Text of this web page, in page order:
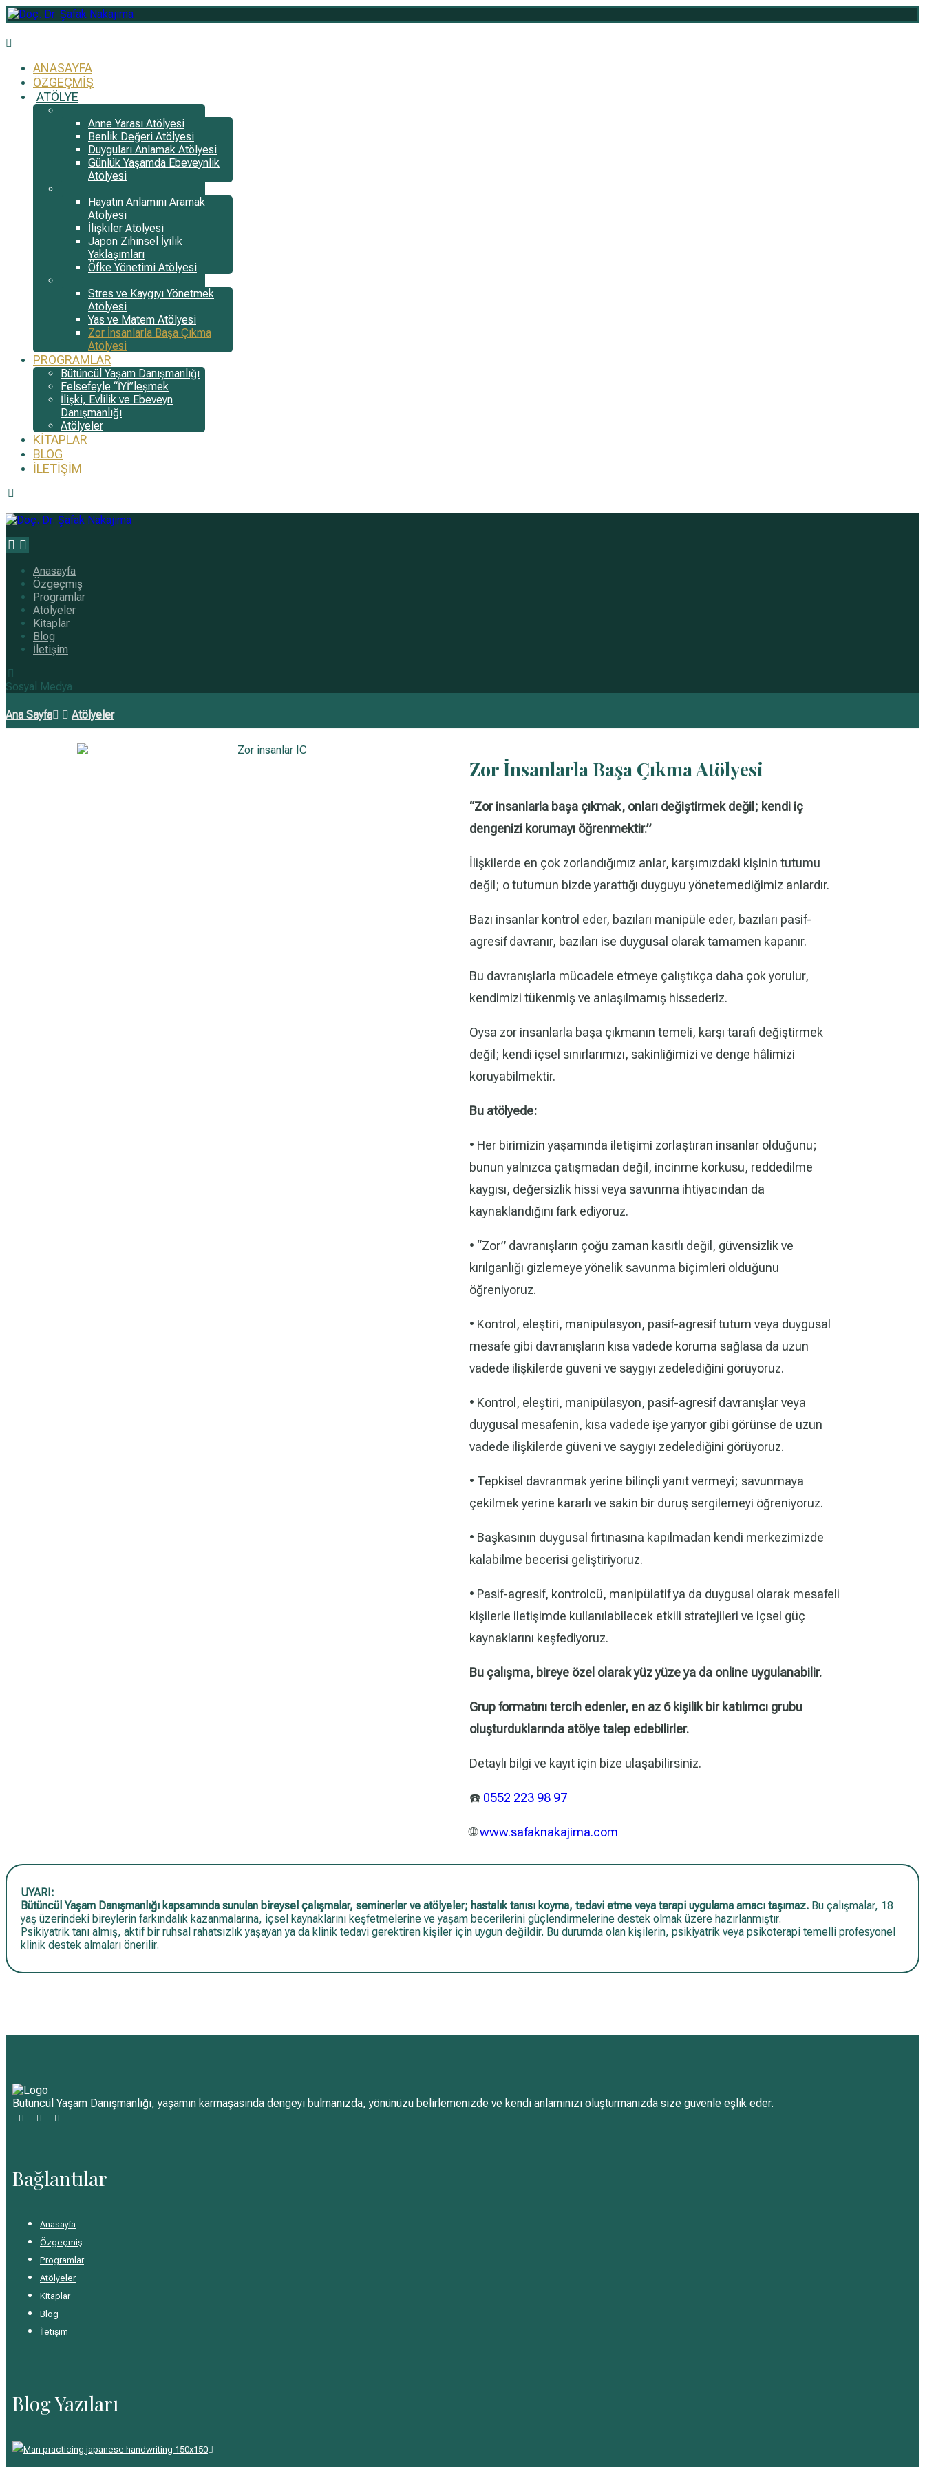
ANASAYFA
ÖZGEÇMIŞ
ATÖLYE
Anne Yarası Atölyesi
Benlik Değeri Atölyesi
Duyguları Anlamak Atölyesi
Günlük Yaşamda Ebeveynlik
Atölyesi
Hayatın Anlamını Aramak
Atölyesi
İlişkiler Atölyesi
Japon Zihinsel İyilik
Yaklaşımları
Öfke Yönetimi Atölyesi
Stres ve Kaygıyı Yönetmek
Atölyesi
Yas ve Matem Atölyesi
Zor İnsanlarla Başa Çıkma
Atölyesi
PROGRAMLAR
Bütüncül Yaşam Danışmanlığı
Felsefeyle “İYİ”leşmek
İlişki, Evlilik ve Ebeveyn
Danışmanlığı
Atölyeler
KITAPLAR
BLOG
İLETIŞIM
Anasayfa
Özgeçmiş
Programlar
Atölyeler
Kitaplar
Blog
İletişim
Sosyal Medya
Ana Sayfa Atölyeler
Zor İnsanlarla Başa Çıkma Atölyesi
“Zor insanlarla başa çıkmak, onları değiştirmek değil; kendi iç
dengenizi korumayı öğrenmektir.”
İlişkilerde en çok zorlandığımız anlar, karşımızdaki kişinin tutumu
değil; o tutumun bizde yarattığı duyguyu yönetemediğimiz anlardır.
Bazı insanlar kontrol eder, bazıları manipüle eder, bazıları pasif-
agresif davranır, bazıları ise duygusal olarak tamamen kapanır.
Bu davranışlarla mücadele etmeye çalıştıkça daha çok yorulur,
kendimizi tükenmiş ve anlaşılmamış hissederiz.
Oysa zor insanlarla başa çıkmanın temeli, karşı tarafı değiştirmek
değil; kendi içsel sınırlarımızı, sakinliğimizi ve denge hâlimizi
koruyabilmektir.
Bu atölyede:
• Her birimizin yaşamında iletişimi zorlaştıran insanlar olduğunu;
bunun yalnızca çatışmadan değil, incinme korkusu, reddedilme
kaygısı, değersizlik hissi veya savunma ihtiyacından da
kaynaklandığını fark ediyoruz.
• “Zor” davranışların çoğu zaman kasıtlı değil, güvensizlik ve
kırılganlığı gizlemeye yönelik savunma biçimleri olduğunu
öğreniyoruz.
• Kontrol, eleştiri, manipülasyon, pasif-agresif tutum veya duygusal
mesafe gibi davranışların kısa vadede koruma sağlasa da uzun
vadede ilişkilerde güveni ve saygıyı zedelediğini görüyoruz.
• Kontrol, eleştiri, manipülasyon, pasif-agresif davranışlar veya
duygusal mesafenin, kısa vadede işe yarıyor gibi görünse de uzun
vadede ilişkilerde güveni ve saygıyı zedelediğini görüyoruz.
• Tepkisel davranmak yerine bilinçli yanıt vermeyi; savunmaya
çekilmek yerine kararlı ve sakin bir duruş sergilemeyi öğreniyoruz.
• Başkasının duygusal fırtınasına kapılmadan kendi merkezimizde
kalabilme becerisi geliştiriyoruz.
• Pasif-agresif, kontrolcü, manipülatif ya da duygusal olarak mesafeli
kişilerle iletişimde kullanılabilecek etkili stratejileri ve içsel güç
kaynaklarını keşfediyoruz.
Bu çalışma, bireye özel olarak yüz yüze ya da online uygulanabilir.
Grup formatını tercih edenler, en az 6 kişilik bir katılımcı grubu
oluşturduklarında atölye talep edebilirler.
Detaylı bilgi ve kayıt için bize ulaşabilirsiniz.
☎️ 0552 223 98 97
🌐www.safaknakajima.com
UYARI:
Bütüncül Yaşam Danışmanlığı kapsamında sunulan bireysel çalışmalar, seminerler ve atölyeler; hastalık tanısı koyma, tedavi etme veya terapi uygulama amacı taşımaz. Bu çalışmalar, 18
yaş üzerindeki bireylerin farkındalık kazanmalarına, içsel kaynaklarını keşfetmelerine ve yaşam becerilerini güçlendirmelerine destek olmak üzere hazırlanmıştır.
Psikiyatrik tanı almış, aktif bir ruhsal rahatsızlık yaşayan ya da klinik tedavi gerektiren kişiler için uygun değildir. Bu durumda olan kişilerin, psikiyatrik veya psikoterapi temelli profesyonel
klinik destek almaları önerilir.
Bütüncül Yaşam Danışmanlığı, yaşamın karmaşasında dengeyi bulmanızda, yönünüzü belirlemenizde ve kendi anlamınızı oluşturmanızda size güvenle eşlik eder.
Bağlantılar
Anasayfa
Özgeçmiş
Programlar
Atölyeler
Kitaplar
Blog
İletişim
Blog Yazıları